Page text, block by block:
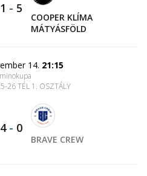
1 - 5
COOPER KLÍMA
MÁTYÁSFÖLD
14. 21:15
26 TÉL 1. OSZTÁLY
4- 0
BRAVE CREW